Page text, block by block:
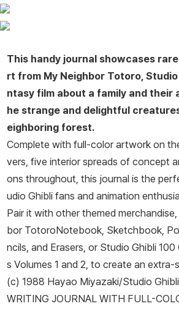
This handy journal showcases
rt from My Neighbor Totoro,
ntasy film about a family and their
he strange and delightful
eighboring forest.
Complete with full-color artwork on
vers, five interior spreads of concept
ons throughout, this journal is the
udio Ghibli fans and animation
Pair it with other themed merchandise,
bor TotoroNotebook, Sketchbook,
ncils, and Erasers, or Studio Ghibli
s Volumes 1 and 2, to create an extra-
(c) 1988 Hayao Miyazaki/Studio Ghibli
WRITING JOURNAL WITH FULL-